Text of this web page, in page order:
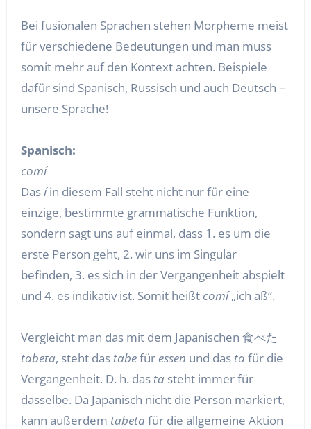
Bei fusionalen Sprachen stehen Morpheme meist
für verschiedene Bedeutungen und man muss
somit mehr auf den Kontext achten. Beispiele
dafür sind Spanisch, Russisch und auch Deutsch –
unsere Sprache!
Spanisch:
comí
Dasíin diesem Fall steht nicht nur für eine
einzige, bestimmte grammatische Funktion,
sondern sagt uns auf einmal, dass 1. es um die
erste Person geht, 2. wir uns im Singular
befinden, 3. es sich in der Vergangenheit abspielt
und 4. es indikativ ist. Somit heißt comí„ich aß“.
Vergleicht man das mit dem Japanischen 食べた
tabeta, steht das tabefür essen und das ta für die
Vergangenheit. D. h. das ta steht immer für
dasselbe. Da Japanisch nicht die Person markiert,
kann außerdem tabeta für die allgemeine Aktion